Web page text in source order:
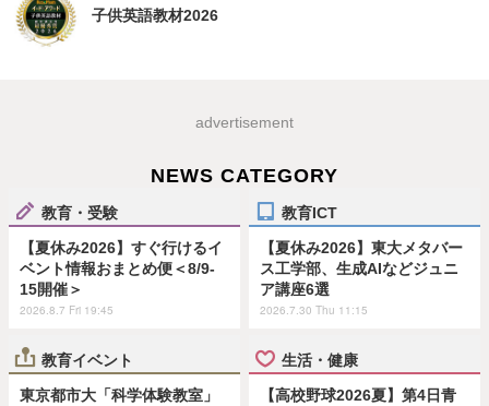
子供英語教材2026
advertisement
NEWS CATEGORY
教育・受験
【夏休み2026】すぐ行けるイ
ベント情報おまとめ便＜8/9-
15開催＞
2026.8.7 Fri 19:45
教育ICT
【夏休み2026】東大メタバー
ス工学部、生成AIなどジュニ
ア講座6選
2026.7.30 Thu 11:15
教育イベント
東京都市大「科学体験教室」
生活・健康
【高校野球2026夏】第4日青